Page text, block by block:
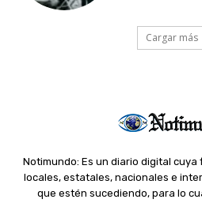
Cargar más
Notimundo: Es un diario digital
locales, estatales, nacionales e
que estén sucediendo, para lo